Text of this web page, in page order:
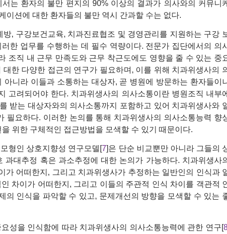
는 환자의 불만 편지의 90% 이상의 결과가 의사와의 커뮤니케
이션에 대한 환자들의 불만 역시 간과할 수는 없다.
, 구강보건교육, 치과진료협조 및 경영관리를 지원하는 구강
한 업무를 수행하는 데 필수 역량이다. 전문가 집단에서의 의
조직 내 근무 만족도와 근무 착근도에도 영향을 줄 수 있는 중
한 다양한 접근의 연구가 필요하며, 이를 위해 치과위생사의
니라 이들과 소통하는 대상자, 곧 병원에 방문하는 환자들이
고려되어야 한다. 치과위생사의 의사소통이란 병원조직 내부에
받는 대상자와의 의사소통까지 포함하고 있어 치과위생사와
필요하다. 이러한 논의를 통해 치과위생사의 의사소통능력 향
위한 구체적인 접근방법을 모색할 수 있기 때문이다.
형인 상호지향성 연구모델[7]은 단순 비교뿐만 아니라 그들의
대추정 혹은 과소추정에 대한 논의가 가능하다. 치과위생사
어떠한지, 그리고 치과위생사가 추정하는 일반인의 인식과
차이가 어떠한지, 그리고 이들의 주관적 인식 차이를 객관적
의 인식을 파악할 수 있고, 문제개선의 방향을 모색할 수 있는
성을 인식함에 따라 치과위생사의 의사소통능력에 관한 연구[